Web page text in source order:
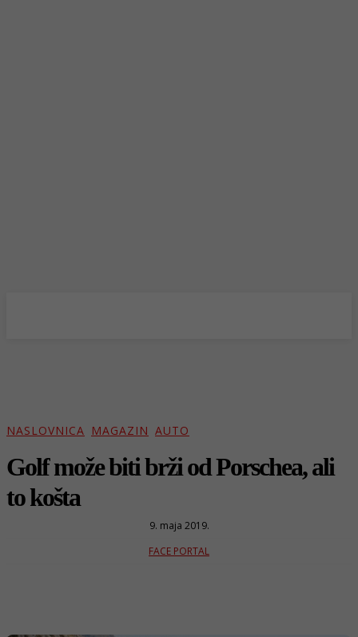
NASLOVNICA MAGAZIN AUTO
Golf može biti brži od Porschea, ali
to košta
9. maja 2019.
FACE PORTAL